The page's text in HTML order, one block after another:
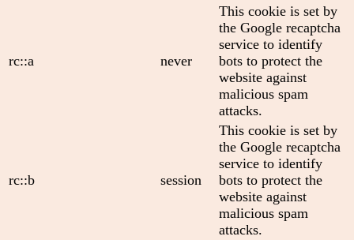
rc::a never
This cookie is set by
the Google recaptcha
service to identify
bots to protect the
website against
malicious spam
attacks.
rc::b session
This cookie is set by
the Google recaptcha
service to identify
bots to protect the
website against
malicious spam
attacks.